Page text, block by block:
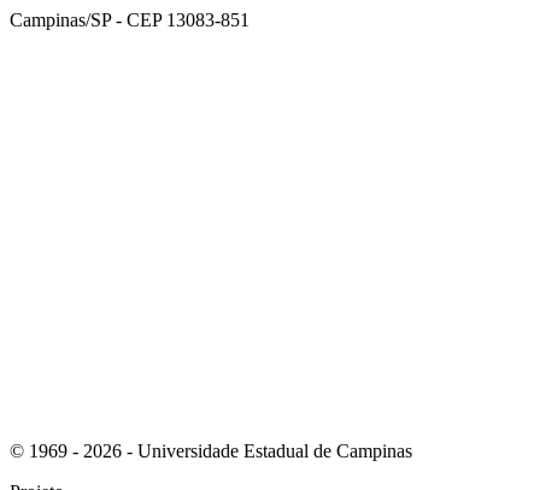
Campinas/SP - CEP 13083-851
© 1969 - 2026 - Universidade Estadual de Campinas